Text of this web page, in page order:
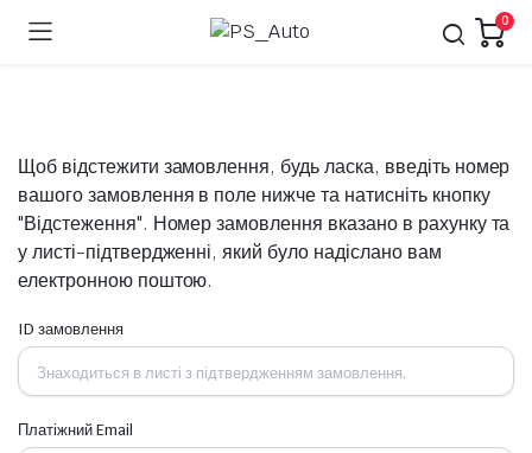
0
Щоб відстежити замовлення, будь ласка, введіть номер
вашого замовлення в поле нижче та натисніть кнопку
"Відстеження". Номер замовлення вказано в рахунку та
у листі-підтвердженні, який було надіслано вам
електронною поштою.
ID замовлення
Платіжний Email